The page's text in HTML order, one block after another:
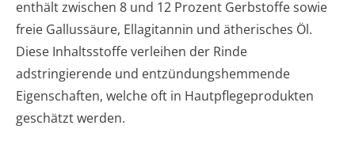
enthält zwischen 8 und 12 Prozent Gerbstoffe sowie
freie Gallussäure, Ellagitannin und ätherisches Öl.
Diese Inhaltsstoffe verleihen der Rinde
adstringierende und entzündungshemmende
Eigenschaften, welche oft in Hautpflegeprodukten
geschätzt werden.